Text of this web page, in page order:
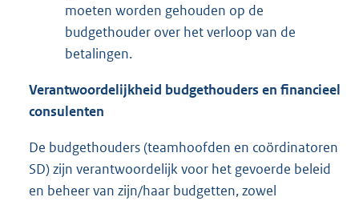
moeten worden gehouden op de
budgethouder over het verloop van de
betalingen.
Verantwoordelijkheid budgethouders en financieel
consulenten
De budgethouders (teamhoofden en coördinatoren
SD) zijn verantwoordelijk voor het gevoerde beleid
en beheer van zijn/haar budgetten, zowel